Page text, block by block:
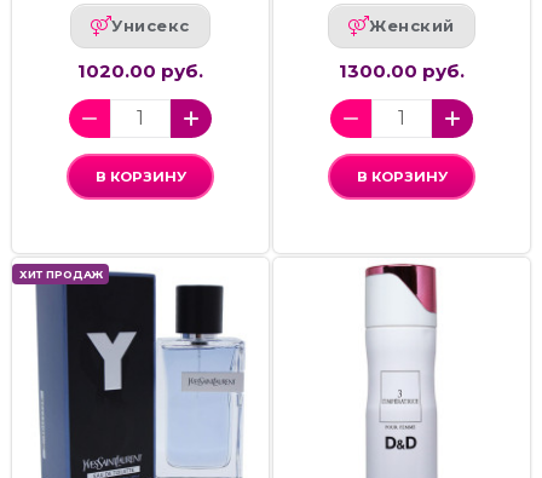
Унисекс
1020.00 руб.
В КОРЗИНУ
Женский
1300.00 руб.
В КОРЗИНУ
ХИТ ПРОДАЖ